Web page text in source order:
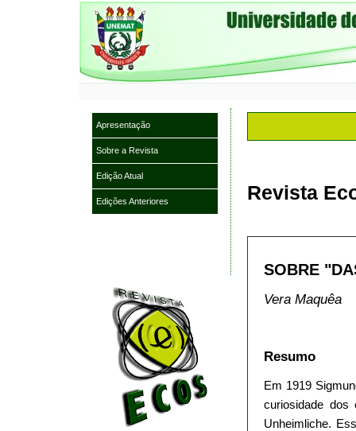
Apresentação
Sobre a Revista
Edição Atual
Edições Anteriores Revista
SOBRE
Vera Maquêa
Resumo
Em 1919
curiosidade dos
Unheimliche.